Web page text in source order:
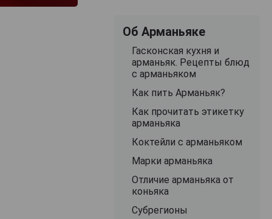
Об Арманьяке
Гасконская кухня и
арманьяк. Рецепты блюд
с арманьяком
Как пить Арманьяк?
Как прочитать этикетку
арманьяка
Коктейли с арманьяком
Марки арманьяка
Отличие арманьяка от
коньяка
Субрегионы